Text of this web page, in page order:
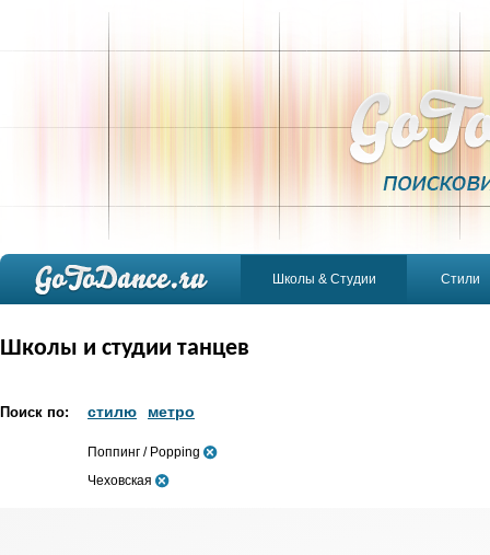
Школы & Студии Стили
Школы и студии танцев
Поиск по: стилю метро
Поппинг / Popping
Чеховская